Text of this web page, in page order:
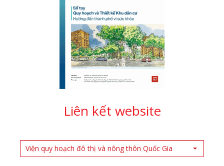
Liên kết website
Viện quy hoạch đô thị và nông thôn Quốc Gia